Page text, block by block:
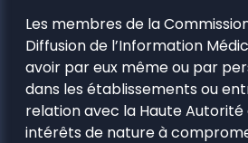
Les membres de la
Diffusion de l’Information
avoir par eux même ou par
dans les établissements ou
relation avec la Haute Autorité
intérêts de nature à